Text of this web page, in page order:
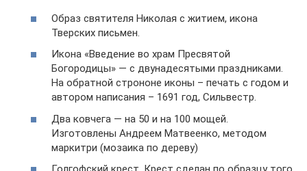
Образ святителя Николая с житием, икона
Тверских письмен.
Икона «Введение во храм Пресвятой
Богородицы» — с двунадесятыми праздниками.
На обратной строноне иконы – печать с годом и
автором написания – 1691 год, Сильвестр.
Два ковчега — на 50 и на 100 мощей.
Изготовлены Андреем Матвеенко, методом
маркитри (мозаика по дереву)